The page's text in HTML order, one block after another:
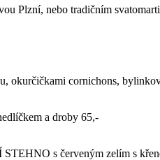
Plzní, nebo tradičním
okurčičkami cornichons,
a droby 65,-
s červeným zelím s